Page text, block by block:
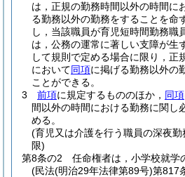
は，正規の勤務時間以外の時間に
る勤務以外の勤務をすることを命
し，当該職員が育児短時間勤務職
は，公務の運常に著しい支障が生
して規則で定める場合に限り，正
において同項に掲げる勤務以外の
ことができる。
3
前項に規定するもののほか， 同項
間以外の時間における勤務に関し
める。
(育児又は介護を行う職員の深夜勤
限)
第8条の2
任命権者は，小学校就学
(民法(明治29年法律第89号)第817